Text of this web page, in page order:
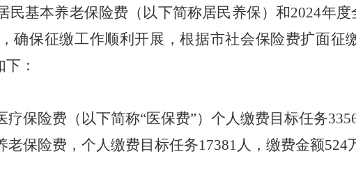
民基本养老保险费 （以下简称居民养保）和2024年度
确保征缴工作顺利开展，根据市社会保险费扩面征
：
疗保险费（以下简称“医保费”）个人缴费目标任务
老保险费，个人缴费目标任务17381人，缴费金额524